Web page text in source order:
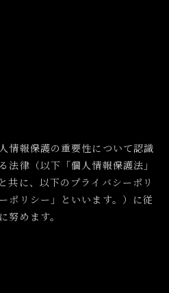
情報保護の重要性について認識
法律（以下「個人情報保護法」
共に、以下のプライバシーポリ
ポリシー」といいます。）に従
努めます。